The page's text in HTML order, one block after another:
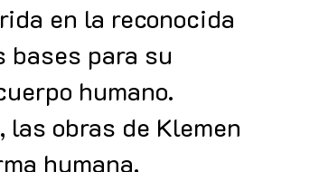
en la reconocida
bases para su
humano.
obras de Klemen
humana,